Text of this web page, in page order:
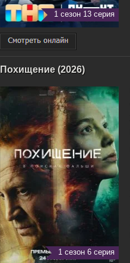
1 сезон 13 серия
Похищение (2026)
1 сезон 6 серия